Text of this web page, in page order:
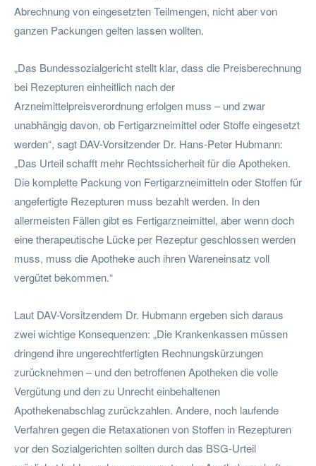
Abrechnung von eingesetzten Teilmengen, nicht aber von
ganzen Packungen gelten lassen wollten.
„Das Bundessozialgericht stellt klar, dass die Preisberechnung
bei Rezepturen einheitlich nach der
Arzneimittelpreisverordnung erfolgen muss – und zwar
unabhängig davon, ob Fertigarzneimittel oder Stoffe eingesetzt
werden“, sagt DAV-Vorsitzender Dr. Hans-Peter Hubmann:
„Das Urteil schafft mehr Rechtssicherheit für die Apotheken.
Die komplette Packung von Fertigarzneimitteln oder Stoffen für
angefertigte Rezepturen muss bezahlt werden. In den
allermeisten Fällen gibt es Fertigarzneimittel, aber wenn doch
eine therapeutische Lücke per Rezeptur geschlossen werden
muss, muss die Apotheke auch ihren Wareneinsatz voll
vergütet bekommen.“
Laut DAV-Vorsitzendem Dr. Hubmann ergeben sich daraus
zwei wichtige Konsequenzen: „Die Krankenkassen müssen
dringend ihre ungerechtfertigten Rechnungskürzungen
zurücknehmen – und den betroffenen Apotheken die volle
Vergütung und den zu Unrecht einbehaltenen
Apothekenabschlag zurückzahlen. Andere, noch laufende
Verfahren gegen die Retaxationen von Stoffen in Rezepturen
vor den Sozialgerichten sollten durch das BSG-Urteil